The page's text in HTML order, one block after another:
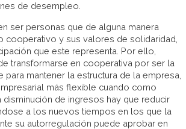
de desempleo.
ser personas que de alguna manera
cooperativo y sus valores de solidaridad,
que este representa. Por ello,
transformarse en cooperativa por ser la
mantener la estructura de la empresa,
más flexible cuando como
disminución de ingresos hay que reducir
a los nuevos tiempos en los que la
su autorregulación puede aprobar en